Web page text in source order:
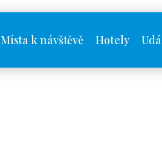
Místa k návštěvě Hotely